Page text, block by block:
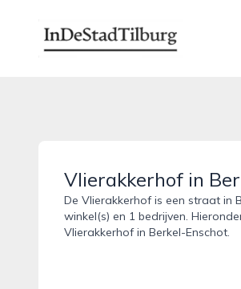
indestadtilburg.nl
Vlierakkerhof in
De Vlierakkerhof is een straat in
winkel(s) en 1 bedrijven.
Vlierakkerhof in Berkel-Enschot.